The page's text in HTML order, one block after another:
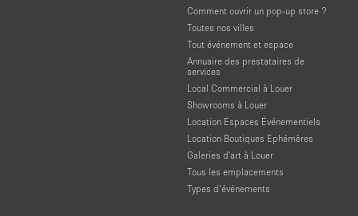
Comment ouvrir un pop-up store ?
Toutes nos villes
Tout événement et espace
Annuaire des prestataires de
services
Local Commercial à Louer
Showrooms à Louer
Location Espaces Événementiels
Location Boutiques Ephémères
Galeries d'art à Louer
Tous les emplacements
Types d’événements